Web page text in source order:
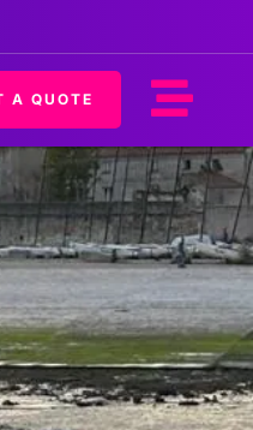
A QUOTE